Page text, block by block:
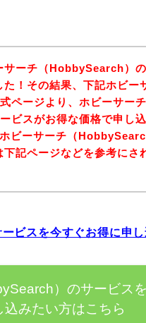
サーチ（HobbySearch）
！その結果、下記ホビー
ページより、ホビーサーチ
ビスがお得な価格で申し
ビーサーチ（
記ページなどを参考にさ
ビスを今すぐお得に申し
）のサービス
込みたい方はこちら